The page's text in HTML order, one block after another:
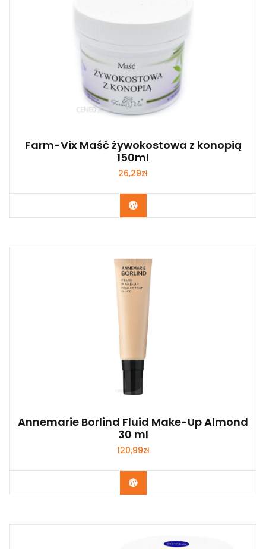
Farm-Vix Maść żywokostowa z konopią
150ml
26,29zł
Zobacz
Annemarie Borlind Fluid Make-Up Almond
30 ml
120,99zł
Zobacz